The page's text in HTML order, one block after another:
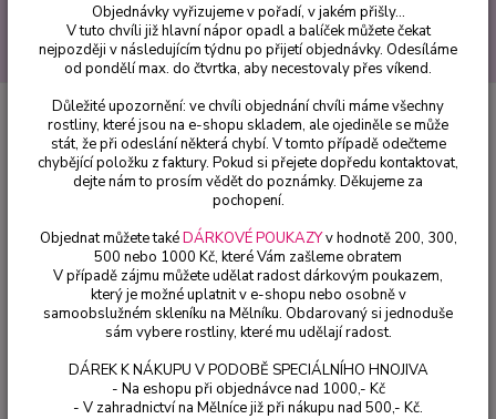
Hledat
Bylinky a léčivky Máta ananasová - cena na prodejně
Máta ananasová - cena na
prodejně
Objednávky vyřizujeme v pořadí, v jakém přišly...
V tuto chvíli již hlavní nápor opadl a balíček můžete čekat
nejpozději v následujícím týdnu po přijetí objednávky. Odesíláme
od pondělí max. do čtvrtka, aby necestovaly přes víkend.
Důležité upozornění: ve chvíli objednání chvíli máme všechny
rostliny, které jsou na e-shopu skladem, ale ojediněle se může
stát, že při odeslání některá chybí. V tomto případě odečteme
chybějící položku z faktury. Pokud si přejete dopředu kontaktovat,
dejte nám to prosím vědět do poznámky. Děkujeme za
pochopení.
Objednat můžete takéDÁRKOVÉ POUKAZYv hodnotě 200, 300,
500 nebo 1000 Kč, které Vám zašleme obratem
V případě zájmu můžete udělat radost dárkovým poukazem,
který je možné uplatnit v e-shopu nebo osobně v
samoobslužném skleníku na Mělníku. Obdarovaný si jednoduše
sám vybere rostliny, které mu udělají radost.
DÁREK K NÁKUPU V PODOBĚ SPECIÁLNÍHO HNOJIVA
- Na eshopu při objednávce nad 1000,- Kč
- V zahradnictví na Mělníce již při nákupu nad 500,- Kč.